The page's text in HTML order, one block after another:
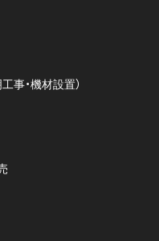
事・機材設置）